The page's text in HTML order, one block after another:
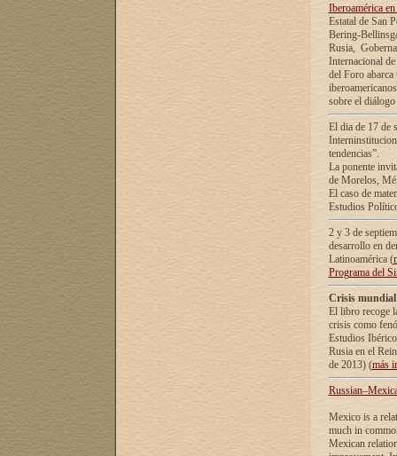
Iberoamérica
Estatal de San
Bering-
Rusia,
Internacional
del Foro
sobre el
El dia de 17 de
tendencias”.
La ponente
de Morelos,
El caso de
Estudios
2 y 3 de
desarrollo en
Latinoamérica (
Programa del
Crisis
El libro recoge
crisis como
Estudios
Rusia en el
de 2013) (más
Mexico is a
much in
Mexican